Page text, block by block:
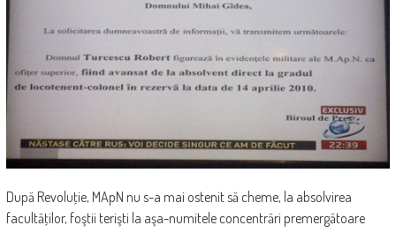
După Revoluţie, MApN nu s-a mai ostenit să cheme, la absolvirea
facultăţilor, foştii terişti la aşa-numitele concentrări premergătoare